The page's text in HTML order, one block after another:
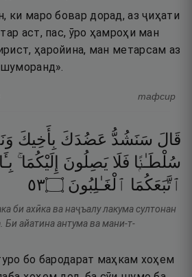
ки маро бовар дорад, аз ҷиҳати
аст, пас, ӯро ҳамроҳи ман
ҳаройина, ман метарсам аз
тафсир
قَالَ سَنَشُدُّ عَضُدَكَ بِأَخِيكَ
سُلْطَـٰنًۭا فَلَا يَصِلُونَ إِلَيْكُمَا ۚ
ٱتَّبَعَكُمَا ٱلْغَـٰلِبُونَ ۝٣٥
би ахӣка ва наҷъалу лакума султонан
Би айатина антума ва мани-т-
бо бародарат маҳкам хоҳем